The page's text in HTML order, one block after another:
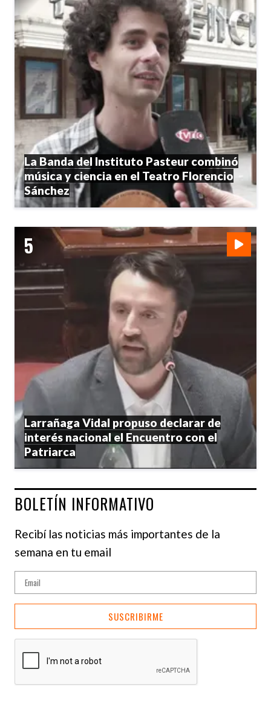
La Banda del Instituto Pasteur combinó
música y ciencia en el Teatro Florencio
Sánchez
Larrañaga Vidal propuso declarar de
interés nacional el Encuentro con el
Patriarca
BOLETÍN INFORMATIVO
Recibí las noticias más importantes de la
semana en tu email
SUSCRIBIRME